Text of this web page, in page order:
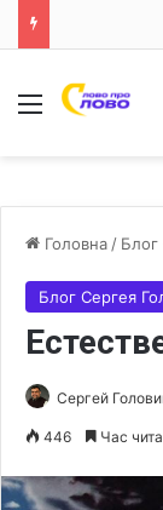
Меню
Головна / Блог
Блог Сергея
Сергей
446 Час